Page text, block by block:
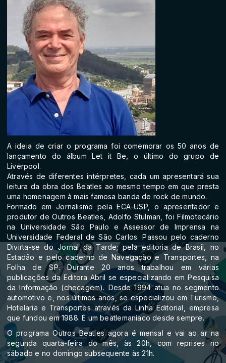
A ideia de criar o programa foi comemorar os 50 anos de
lançamento do álbum Let it Be, o último do grupo de
Liverpool.
Através de diferentes intérpretes, cada um apresentará sua
leitura da obra dos Beatles ao mesmo tempo em que presta
uma homenagem à mais famosa banda de rock de mundo.
Formado em Jornalismo pela ECA-USP, o apresentador e
produtor de Outros Beatles, Adolfo Stulman, foi Filmotecário
na Universidade São Paulo e Assessor de Imprensa na
Universidade Federal de São Carlos. Passou pelo caderno
Divirta-se do Jornal da Tarde; pela editoria de Brasil, no
Estadão e pelo caderno de Navegação e Transportes, na
Folha de SP. Durante 20 anos trabalhou em várias
publicações da Editora Abril se especializando em Pesquisa
da Informação (checagem). Desde 1994 atua no segmento
automotivo e, nos últimos anos, se especializou em Turismo,
Hotelaria e Transportes através da Linha Editorial, empresa
que fundou em 1988. É um beatlemaníaco desde sempre.
O programa Outros Beatles agora é mensal e vai ao ar na
segunda quarta-feira do mês, às 20h, com reprises no
sábado e no domingo subsequente às 21h.